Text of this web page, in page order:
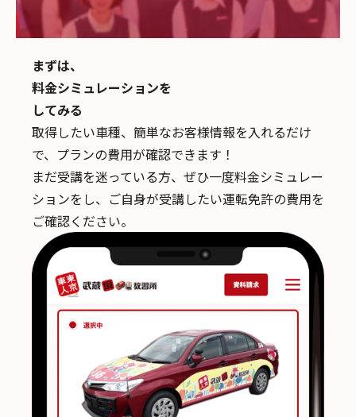
まずは、
料金シミュレーションを
してみる
取得したい車種、簡単なお客様情報を入れるだけ
で、 プランの費用が確認できます！
まだ受講を迷っている方、ぜひ一度料金シミュレー
ションをし、ご自身が受講したい運転免許の費用を
ご確認ください。